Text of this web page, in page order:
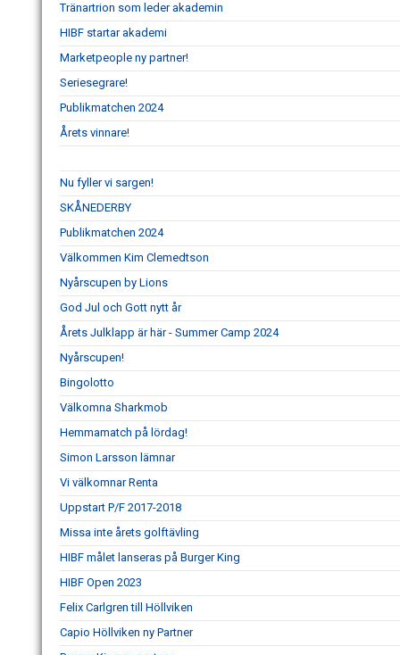
Tränartrion som leder akademin
HIBF startar akademi
Marketpeople ny partner!
Seriesegrare!
Publikmatchen 2024
Årets vinnare!
Nu fyller vi sargen!
SKÅNEDERBY
Publikmatchen 2024
Välkommen Kim Clemedtson
Nyårscupen by Lions
God Jul och Gott nytt år
Årets Julklapp är här - Summer Camp 2024
Nyårscupen!
Bingolotto
Välkomna Sharkmob
Hemmamatch på lördag!
Simon Larsson lämnar
Vi välkomnar Renta
Uppstart P/F 2017-2018
Missa inte årets golftävling
HIBF målet lanseras på Burger King
HIBF Open 2023
Felix Carlgren till Höllviken
Capio Höllviken ny Partner